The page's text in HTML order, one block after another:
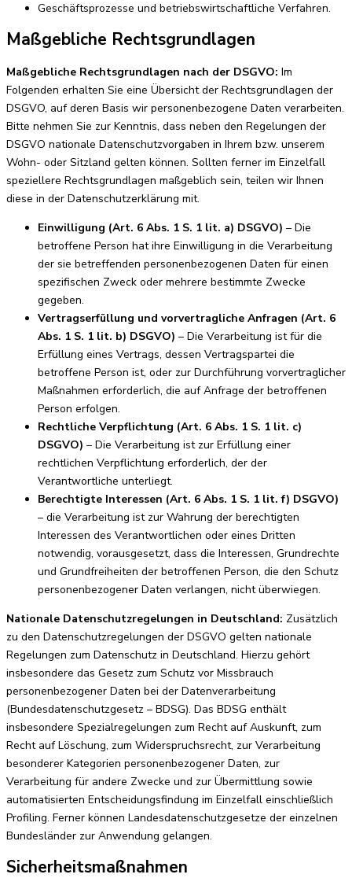
Geschäftsprozesse und betriebswirtschaftliche Verfahren.
Maßgebliche Rechtsgrundlagen
Maßgebliche Rechtsgrundlagen nach der DSGVO: Im
Folgenden erhalten Sie eine Übersicht der Rechtsgrundlagen der
DSGVO, auf deren Basis wir personenbezogene Daten verarbeiten.
Bitte nehmen Sie zur Kenntnis, dass neben den Regelungen der
DSGVO nationale Datenschutzvorgaben in Ihrem bzw. unserem
Wohn- oder Sitzland gelten können. Sollten ferner im Einzelfall
speziellere Rechtsgrundlagen maßgeblich sein, teilen wir Ihnen
diese in der Datenschutzerklärung mit.
Einwilligung (Art. 6 Abs. 1 S. 1 lit. a) DSGVO) – Die
betroffene Person hat ihre Einwilligung in die Verarbeitung
der sie betreffenden personenbezogenen Daten für einen
spezifischen Zweck oder mehrere bestimmte Zwecke
gegeben.
Vertragserfüllung und vorvertragliche Anfragen (Art. 6
Abs. 1 S. 1 lit. b) DSGVO) – Die Verarbeitung ist für die
Erfüllung eines Vertrags, dessen Vertragspartei die
betroffene Person ist, oder zur Durchführung vorvertraglicher
Maßnahmen erforderlich, die auf Anfrage der betroffenen
Person erfolgen.
Rechtliche Verpflichtung (Art. 6 Abs. 1 S. 1 lit. c)
DSGVO) – Die Verarbeitung ist zur Erfüllung einer
rechtlichen Verpflichtung erforderlich, der der
Verantwortliche unterliegt.
Berechtigte Interessen (Art. 6 Abs. 1 S. 1 lit. f) DSGVO)
– die Verarbeitung ist zur Wahrung der berechtigten
Interessen des Verantwortlichen oder eines Dritten
notwendig, vorausgesetzt, dass die Interessen, Grundrechte
und Grundfreiheiten der betroffenen Person, die den Schutz
personenbezogener Daten verlangen, nicht überwiegen.
Nationale Datenschutzregelungen in Deutschland: Zusätzlich
zu den Datenschutzregelungen der DSGVO gelten nationale
Regelungen zum Datenschutz in Deutschland. Hierzu gehört
insbesondere das Gesetz zum Schutz vor Missbrauch
personenbezogener Daten bei der Datenverarbeitung
(Bundesdatenschutzgesetz – BDSG). Das BDSG enthält
insbesondere Spezialregelungen zum Recht auf Auskunft, zum
Recht auf Löschung, zum Widerspruchsrecht, zur Verarbeitung
besonderer Kategorien personenbezogener Daten, zur
Verarbeitung für andere Zwecke und zur Übermittlung sowie
automatisierten Entscheidungsfindung im Einzelfall einschließlich
Profiling. Ferner können Landesdatenschutzgesetze der einzelnen
Bundesländer zur Anwendung gelangen.
Sicherheitsmaßnahmen